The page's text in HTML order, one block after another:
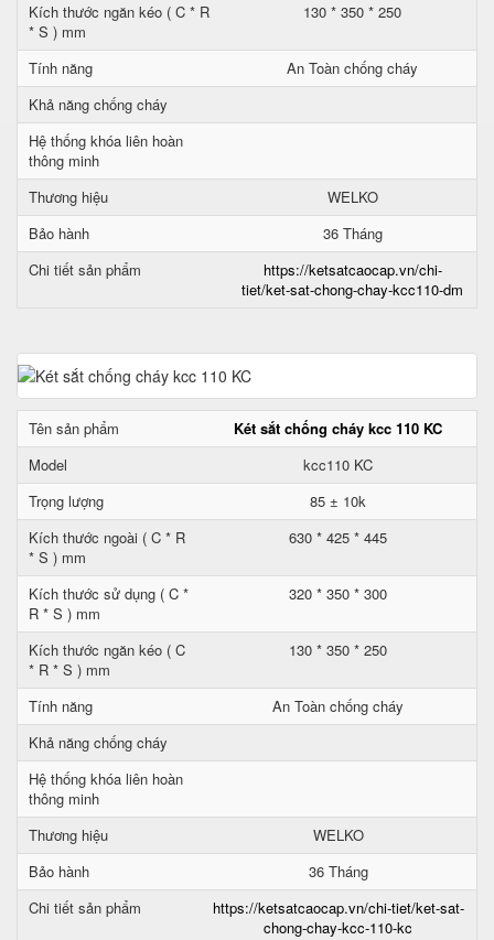
Kích thước ngăn kéo ( C * R
* S ) mm
130 * 350 * 250
Tính năng
An Toàn chống cháy
Khả năng chống cháy
Hệ thống khóa liên hoàn
thông minh
Thương hiệu
WELKO
Bảo hành
36 Tháng
Chi tiết sản phẩm
https://ketsatcaocap.vn/chi-
tiet/ket-sat-chong-chay-kcc110-dm
Tên sản phẩm
Két sắt chống cháy kcc 110 KC
Model
kcc110 KC
Trọng lượng
85 ± 10k
Kích thước ngoài ( C * R
* S ) mm
630 * 425 * 445
Kích thước sử dụng ( C *
R * S ) mm
320 * 350 * 300
Kích thước ngăn kéo ( C
* R * S ) mm
130 * 350 * 250
Tính năng
An Toàn chống cháy
Khả năng chống cháy
Hệ thống khóa liên hoàn
thông minh
Thương hiệu
WELKO
Bảo hành
36 Tháng
Chi tiết sản phẩm
https://ketsatcaocap.vn/chi-tiet/ket-sat-
chong-chay-kcc-110-kc